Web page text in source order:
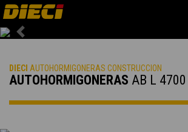
Previous
DIECI AUTOHORMIGONERAS CONSTRUCCION
AUTOHORMIGONERAS AB L 4700